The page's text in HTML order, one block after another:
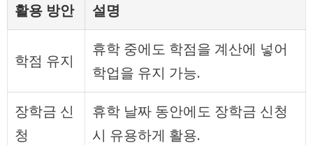
활용 방안 설명
학점 유지
휴학 중에도 학점을 계산에 넣어
학업을 유지 가능.
장학금 신
청
휴학 날짜 동안에도 장학금 신청
시 유용하게 활용.